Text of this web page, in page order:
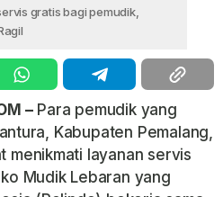
gratis bagi pemudik,
–Para pemudik yang
Kabupaten Pemalang,
menikmati layanan servis
Mudik Lebaran yang